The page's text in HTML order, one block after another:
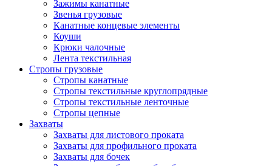
Зажимы канатные
Звенья грузовые
Канатные концевые элементы
Коуши
Крюки чалочные
Лента текстильная
Стропы грузовые
Стропы канатные
Стропы текстильные круглопрядные
Стропы текстильные ленточные
Стропы цепные
Захваты
Захваты для листового проката
Захваты для профильного проката
Захваты для бочек